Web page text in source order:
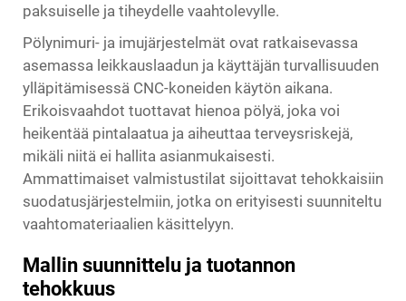
paksuiselle ja tiheydelle vaahtolevylle.
Pölynimuri- ja imujärjestelmät ovat ratkaisevassa
asemassa leikkauslaadun ja käyttäjän turvallisuuden
ylläpitämisessä CNC-koneiden käytön aikana.
Erikoisvaahdot tuottavat hienoa pölyä, joka voi
heikentää pintalaatua ja aiheuttaa terveysriskejä,
mikäli niitä ei hallita asianmukaisesti.
Ammattimaiset valmistustilat sijoittavat tehokkaisiin
suodatusjärjestelmiin, jotka on erityisesti suunniteltu
vaahtomateriaalien käsittelyyn.
Mallin suunnittelu ja tuotannon
tehokkuus